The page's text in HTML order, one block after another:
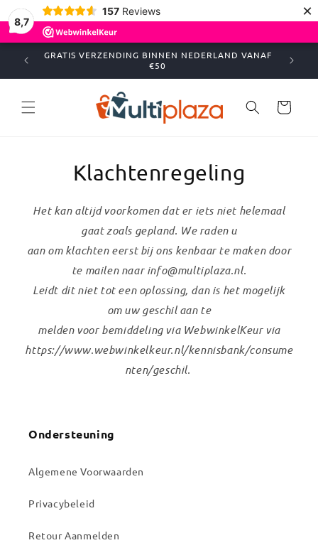
8,7
157 Reviews ×
Meteen
naar de
content
GRATIS VERZENDING BINNEN NEDERLAND VANAF
€50
Winkelwagen
Klachtenregeling
Het kan altijd voorkomen dat er iets niet helemaal
gaat zoals gepland. We raden u
aan om klachten eerst bij ons kenbaar te maken door
te mailen naar info@multiplaza.nl.
Leidt dit niet tot een oplossing, dan is het mogelijk
om uw geschil aan te
melden voor bemiddeling via WebwinkelKeur via
https://www.webwinkelkeur.nl/kennisbank/consume
nten/geschil.
Ondersteuning
Algemene Voorwaarden
Privacybeleid
Retour Aanmelden